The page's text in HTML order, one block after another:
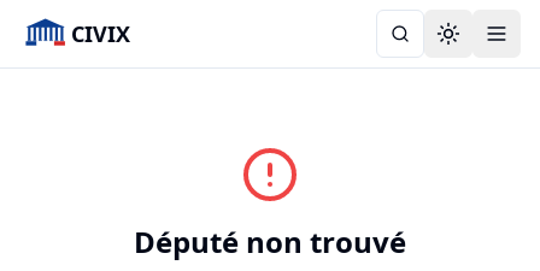
CIVIX Toggle
Député non trouvé